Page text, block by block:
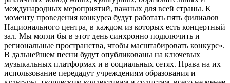
международных мероприятий, важных для всей страны. К
моменту проведения конкурса будут работать пять филиалов
Национального центра, в каждом из которых есть концертный
зал. Мы могли бы в этот день синхронно подключить и
региональные пространства, чтобы масштабировать конкурс».
В дальнейшем песни будут опубликованы на ключевых
музыкальных платформах и в социальных сетях. Права на их
использование передадут учреждениям образования и